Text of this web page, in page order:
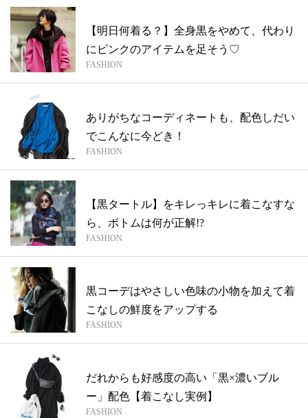
【明日何着る？】全身黒をやめて、代わり
にピンクのアイテムを足そう♡
FASHION
ありがちなコーディネートも、配色しだい
でこんなに今どき！
FASHION
【黒タートル】をキレっキレに着こなすな
ら、ボトムは何が正解!?
FASHION
黒コーデはやさしい色味の小物を加えて着
こなしの鮮度をアップする
FASHION
だれからも好感度の高い「黒×濃いブル
ー」配色【着こなし実例】
FASHION